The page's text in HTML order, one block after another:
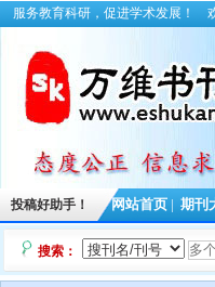
服务教育科研，促进学术发展！
投稿好助手！ 网站首页 期刊
搜索：